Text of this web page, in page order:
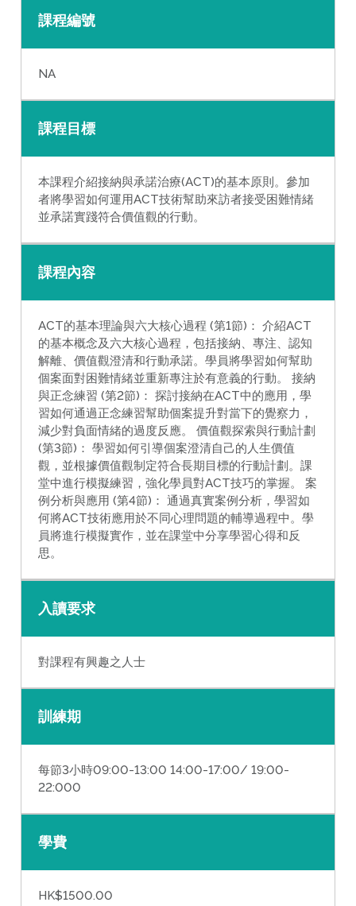
課程編號
NA
課程目標
本課程介紹接納與承諾治療(ACT)的基本原則。參加
者將學習如何運用ACT技術幫助來訪者接受困難情緒
並承諾實踐符合價值觀的行動。
課程內容
ACT的基本理論與六大核心過程 (第1節)： 介紹ACT
的基本概念及六大核心過程，包括接納、專注、認知
解離、價值觀澄清和行動承諾。學員將學習如何幫助
個案面對困難情緒並重新專注於有意義的行動。 接納
與正念練習 (第2節)： 探討接納在ACT中的應用，學
習如何通過正念練習幫助個案提升對當下的覺察力，
減少對負面情緒的過度反應。 價值觀探索與行動計劃
(第3節)： 學習如何引導個案澄清自己的人生價值
觀，並根據價值觀制定符合長期目標的行動計劃。課
堂中進行模擬練習，強化學員對ACT技巧的掌握。 案
例分析與應用 (第4節)： 通過真實案例分析，學習如
何將ACT技術應用於不同心理問題的輔導過程中。學
員將進行模擬實作，並在課堂中分享學習心得和反
思。
入讀要求
對課程有興趣之人士
訓練期
每節3小時09:00-13:00 14:00-17:00/ 19:00-
22:000
學費
HK$1500.00